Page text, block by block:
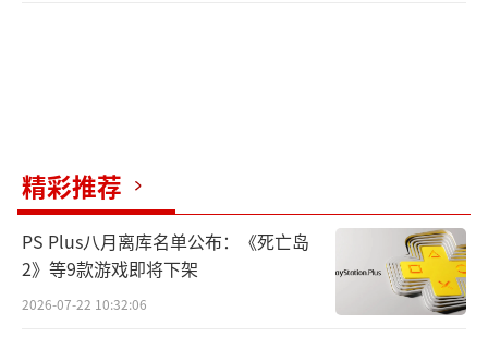
精彩推荐
PS Plus八月离库名单公布：《死亡岛
2》等9款游戏即将下架
2026-07-22 10:32:06